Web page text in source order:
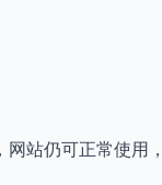
站仍可正常使用